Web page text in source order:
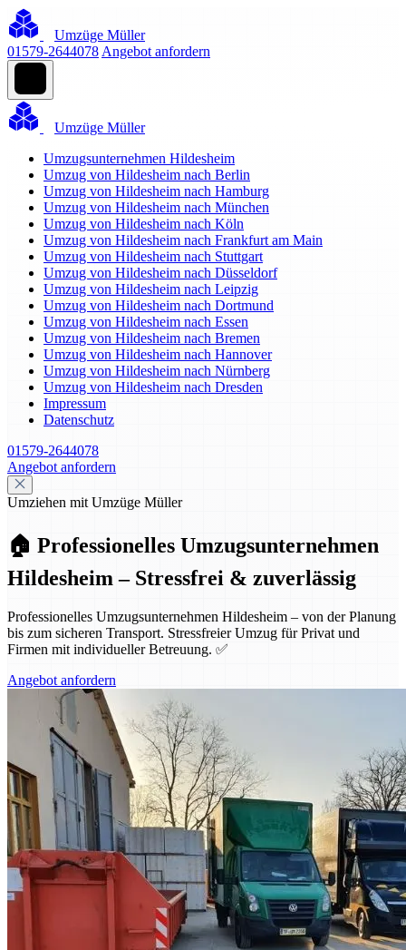
Umzüge Müller
01579-2644078 Angebot anfordern
Umzüge Müller
Umzugsunternehmen Hildesheim
Umzug von Hildesheim nach Berlin
Umzug von Hildesheim nach Hamburg
Umzug von Hildesheim nach München
Umzug von Hildesheim nach Köln
Umzug von Hildesheim nach Frankfurt am Main
Umzug von Hildesheim nach Stuttgart
Umzug von Hildesheim nach Düsseldorf
Umzug von Hildesheim nach Leipzig
Umzug von Hildesheim nach Dortmund
Umzug von Hildesheim nach Essen
Umzug von Hildesheim nach Bremen
Umzug von Hildesheim nach Hannover
Umzug von Hildesheim nach Nürnberg
Umzug von Hildesheim nach Dresden
Impressum
Datenschutz
01579-2644078
Angebot anfordern
Umziehen mit Umzüge Müller
🏠 Professionelles Umzugsunternehmen
Hildesheim – Stressfrei & zuverlässig
Professionelles Umzugsunternehmen Hildesheim – von der Planung
bis zum sicheren Transport. Stressfreier Umzug für Privat und
Firmen mit individueller Betreuung. ✅
Angebot anfordern